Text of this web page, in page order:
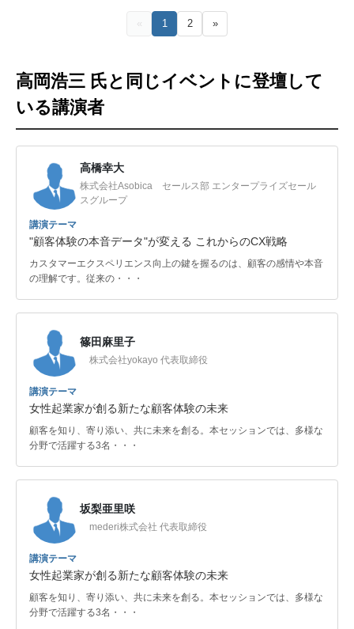
1 2 »
高岡浩三 氏と同じイベントに登壇して
いる講演者
高橋幸大
株式会社Asobica セールス部 エンタープライズセール
スグループ
講演テーマ
"顧客体験の本音データ"が変える これからのCX戦略
カスタマーエクスペリエンス向上の鍵を握るのは、顧客の感情や本音
の理解です。従来の・・・
篠田麻里子
株式会社yokayo 代表取締役
講演テーマ
女性起業家が創る新たな顧客体験の未来
顧客を知り、寄り添い、共に未来を創る。本セッションでは、多様な
分野で活躍する3名・・・
坂梨亜里咲
mederi株式会社 代表取締役
講演テーマ
女性起業家が創る新たな顧客体験の未来
顧客を知り、寄り添い、共に未来を創る。本セッションでは、多様な
分野で活躍する3名・・・